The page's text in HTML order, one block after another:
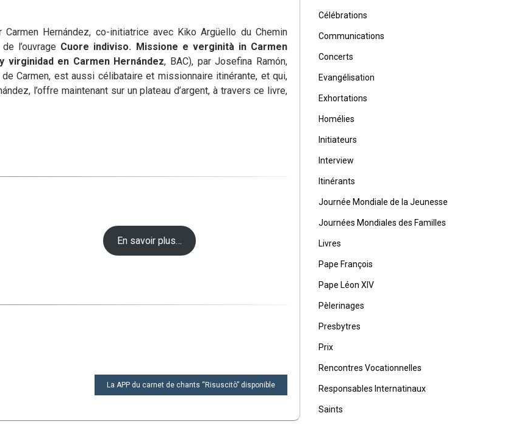
Hernández, co-initiatrice avec Kiko Argüello du Chemin
l’ouvrage Cuore indiviso. Missione e verginità in Carmen
virginidad en Carmen Hernández, BAC), par Josefina Ramón,
Carmen, est aussi célibataire et missionnaire itinérante, et qui,
l’offre maintenant sur un plateau d’argent, à travers ce livre,
En savoir plus…
La APP du carnet de chants “Risuscitò” disponible
Célébrations
Communications
Concerts
Evangélisation
Exhortations
Homélies
Initiateurs
Interview
Itinérants
Journée Mondiale de la Jeunesse
Journées Mondiales des Familles
Livres
Pape François
Pape Léon XIV
Pèlerinages
Presbytres
Prix
Rencontres Vocationnelles
Responsables Internatinaux
Saints